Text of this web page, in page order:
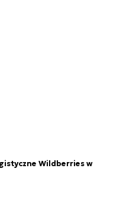
Wildberries w